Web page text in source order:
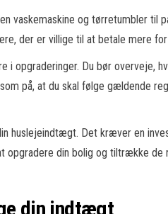
og tørretumbler til
der er villige til at betale mere
opgraderinger. Du bør overveje,
på, at du skal følge gældende
huslejeindtægt. Det kræver en
din bolig og tiltrække
din indtægt